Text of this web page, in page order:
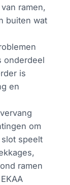
ramen,
buiten wat
onderdeel
is
en
om
speelt
ramen